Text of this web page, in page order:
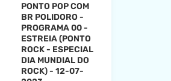
PONTO POP COM
BR POLIDORO -
PROGRAMA 00 -
ESTREIA (PONTO
ROCK - ESPECIAL
DIA MUNDIAL DO
ROCK) - 12-07-